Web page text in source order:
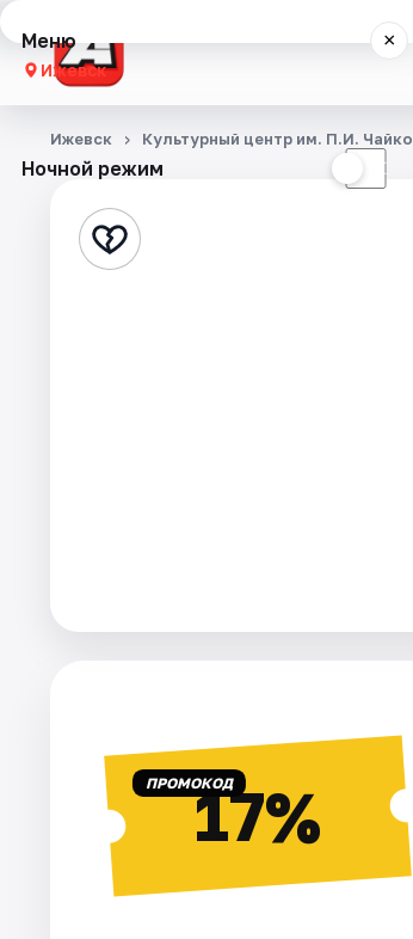
Меню ×
Ижевск
Концерты
Стендап
Ночной режим ☾
Ижевск Культурный центр им. П.И.
ПРОМОКОД17%